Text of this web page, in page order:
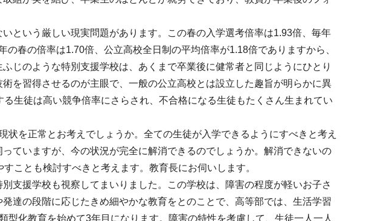
という厳しい現実問題があります。この春の入学選考倍率は1.93倍、毎年
春の倍率は1.70倍、公立高校全日制の平均倍率が1.18倍でありますから、
じのような特別支援学校は、あくまで卒業後に健常者と同じようにひとり
を習得させるのが主眼で、一般の公立高校とは設立した趣旨が明らかに異
生徒は高い競争倍率にさらされ、不合格になる生徒もたくさん生まれてい
を正常とお考えでしょうか。全ての生徒が入学できるようにすべきと考え
ていますが、今の状況が完全に解消できるのでしょうか。解消できないの
ことも検討すべきと考えます。教育長にお伺いします。
支援学校も視察してまいりました。この学校は、障害の程度が軽いお子さ
達の段階に応じたきめ細やかな教育をとのことで、高等部では、生活学習
化教育を始めて3年目になります。障害の特性を考慮して、生徒一人一人